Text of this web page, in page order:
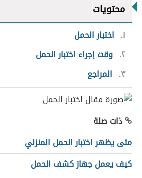
محتويات
١
اختبار الحمل
٢ وقت إجراء اختبار الحمل
٣
المراجع
ذات صلة
متى يظهر اختبار الحمل المنزلي
كيف يعمل جهاز كشف الحمل